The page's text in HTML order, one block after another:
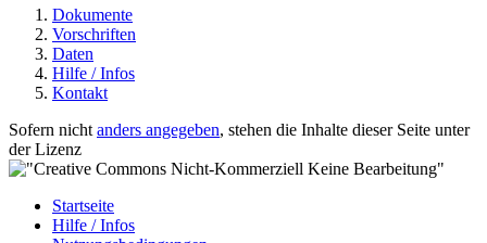
Dokumente
Vorschriften
Daten
Hilfe / Infos
Kontakt
Sofern nicht anders angegeben, stehen die Inhalte dieser Seite unter
der Lizenz
Startseite
Hilfe / Infos